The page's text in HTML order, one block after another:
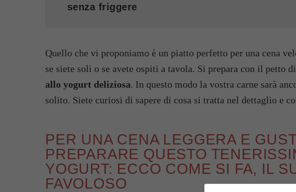
senza friggere
Quello che vi proponiamo è un piatto perfetto per una cena
se siete soli o se avete ospiti a tavola. Si prepara con il petto
allo yogurt deliziosa. In questo modo la vostra carne sarà
solito. Siete curiosi di sapere di cosa si tratta nel dettaglio e
PER UNA CENA LEGGERA E
PREPARARE QUESTO
YOGURT: ECCO COME SI FA, IL
FAVOLOSO